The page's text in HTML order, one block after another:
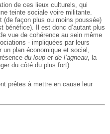
de ces lieux culturels, qui
teinte sociale voire militante.
(de façon plus ou moins poussée)
bénéfice). Il est donc d’autant plus
vue de cohérence au sein même
- impliquées par leurs
plan économique et social,
du loup et de l’agneau , la
du côté du plus fort).
prêtes à mettre en cause leur